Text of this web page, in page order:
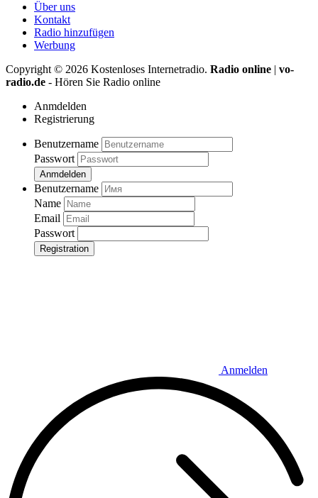
Über uns
Kontakt
Radio hinzufügen
Werbung
Copyright © 2026 Kostenloses Internetradio. Radio online | vo-
radio.de - Hören Sie Radio online
Anmdelden
Registrierung
Benutzername
Passwort
Anmdelden
Benutzername
Name
Email
Passwort
Registration
Anmelden